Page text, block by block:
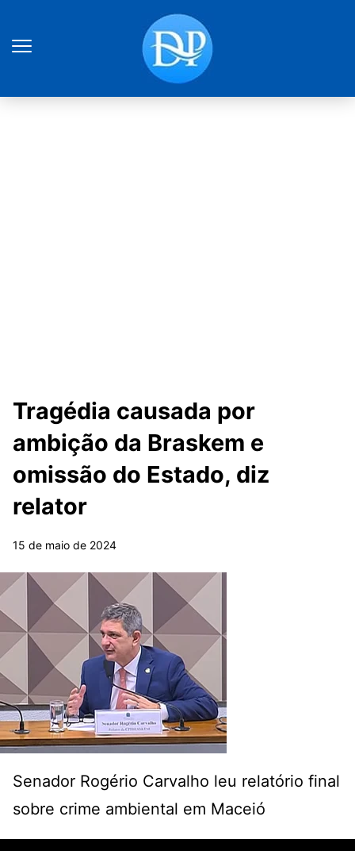
Tragédia causada por
ambição da Braskem e
omissão do Estado, diz
relator
15 de maio de 2024
Senador Rogério Carvalho leu relatório final
sobre crime ambiental em Maceió